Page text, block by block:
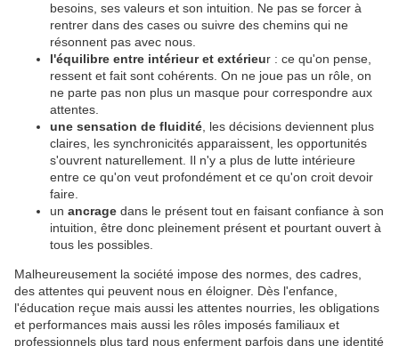
besoins, ses valeurs et son intuition. Ne pas se forcer à
rentrer dans des cases ou suivre des chemins qui ne
résonnent pas avec nous.
l'équilibre entre intérieur et extérieur : ce qu'on pense,
ressent et fait sont cohérents. On ne joue pas un rôle, on
ne parte pas non plus un masque pour correspondre aux
attentes.
une sensation de fluidité , les décisions deviennent plus
claires, les synchronicités apparaissent, les opportunités
s'ouvrent naturellement. Il n'y a plus de lutte intérieure
entre ce qu'on veut profondément et ce qu'on croit devoir
faire.
un ancrage dans le présent tout en faisant confiance à son
intuition, être donc pleinement présent et pourtant ouvert à
tous les possibles.
Malheureusement la société impose des normes, des cadres,
des attentes qui peuvent nous en éloigner. Dès l'enfance,
l'éducation reçue mais aussi les attentes nourries, les obligations
et performances mais aussi les rôles imposés familiaux et
professionnels plus tard nous enferment parfois dans une identité